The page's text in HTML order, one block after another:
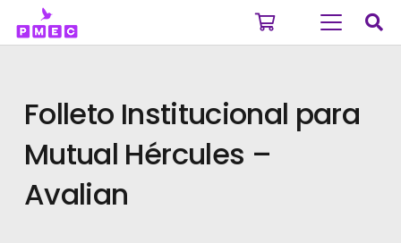
Folleto Institucional para
Mutual Hércules –
Avalian